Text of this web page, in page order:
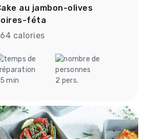
au jambon-olives
féta
calories
min 2 pers.